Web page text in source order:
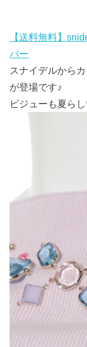
【送料無料】
バー
スナイデルから
が登場です♪
ビジューも夏ら